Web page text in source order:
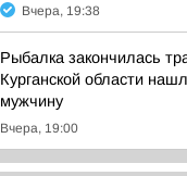
Вчера, 19:38
Рыбалка закончилась
Курганской области
мужчину
Вчера, 19:00